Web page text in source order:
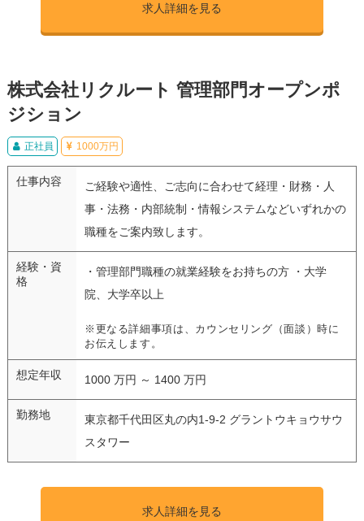
求人詳細を見る
株式会社リクルート 管理部門オープンポ
ジション
正社員 1000万円
仕事内容
ご経験や適性、ご志向に合わせて経理・財務・人
事・法務・内部統制・情報システムなどいずれかの
職種をご案内致します。
経験・資
格
・管理部門職種の就業経験をお持ちの方 ・大学
院、大学卒以上
※更なる詳細事項は、カウンセリング（面談）時に
お伝えします。
想定年収 1000 万円 ～ 1400 万円
勤務地
東京都千代田区丸の内1-9-2 グラントウキョウサウ
スタワー
求人詳細を見る